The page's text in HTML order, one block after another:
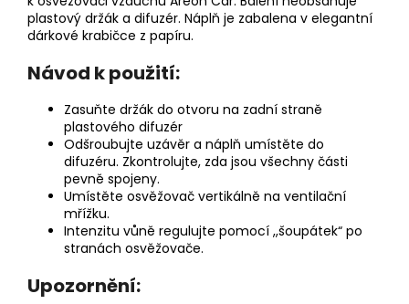
plastový držák a difuzér. Náplň je zabalena v elegantní
dárkové krabičce z papíru.
Návod k použití:
Zasuňte držák do otvoru na zadní straně
plastového difuzér
Odšroubujte uzávěr a náplň umístěte do
difuzéru. Zkontrolujte, zda jsou všechny části
pevně spojeny.
Umístěte osvěžovač vertikálně na ventilační
mřížku.
Intenzitu vůně regulujte pomocí ,,šoupátek“ po
stranách osvěžovače.
Upozornění: